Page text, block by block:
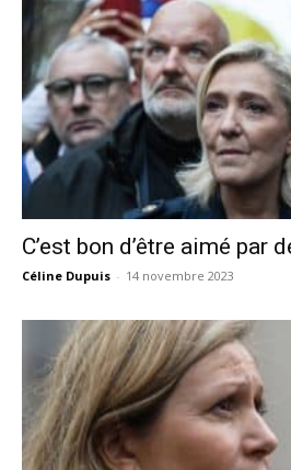
C’est bon d’être aimé par
Céline Dupuis - 14 novembre 2023